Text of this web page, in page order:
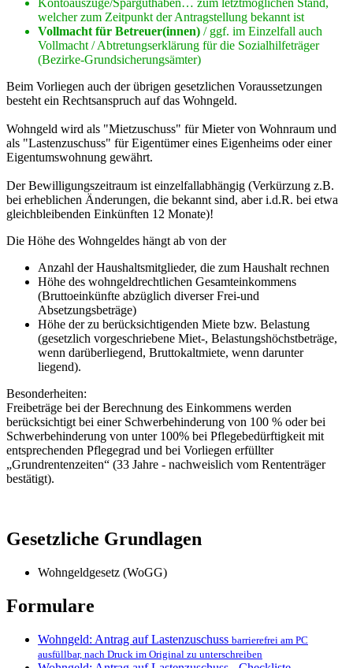
Kontoauszüge/Sparguthaben… zum letztmöglichen Stand,
welcher zum Zeitpunkt der Antragstellung bekannt ist
Vollmacht für Betreuer(innen) / ggf. im Einzelfall auch
Vollmacht / Abtretungserklärung für die Sozialhilfeträger
(Bezirke-Grundsicherungsämter)
Beim Vorliegen auch der übrigen gesetzlichen Voraussetzungen
besteht ein Rechtsanspruch auf das Wohngeld.
Wohngeld wird als "Mietzuschuss" für Mieter von Wohnraum und
als "Lastenzuschuss" für Eigentümer eines Eigenheims oder einer
Eigentumswohnung gewährt.
Der Bewilligungszeitraum ist einzelfallabhängig (Verkürzung z.B.
bei erheblichen Änderungen, die bekannt sind, aber i.d.R. bei etwa
gleichbleibenden Einkünften 12 Monate)!
Die Höhe des Wohngeldes hängt ab von der
Anzahl der Haushaltsmitglieder, die zum Haushalt rechnen
Höhe des wohngeldrechtlichen Gesamteinkommens
(Bruttoeinkünfte abzüglich diverser Frei-und
Absetzungsbeträge)
Höhe der zu berücksichtigenden Miete bzw. Belastung
(gesetzlich vorgeschriebene Miet-, Belastungshöchstbeträge,
wenn darüberliegend, Bruttokaltmiete, wenn darunter
liegend).
Besonderheiten:
Freibeträge bei der Berechnung des Einkommens werden
berücksichtigt bei einer Schwerbehinderung von 100 % oder bei
Schwerbehinderung von unter 100% bei Pflegebedürftigkeit mit
entsprechenden Pflegegrad und bei Vorliegen erfüllter
„Grundrentenzeiten“ (33 Jahre - nachweislich vom Rententräger
bestätigt).
Gesetzliche Grundlagen
Wohngeldgesetz (WoGG)
Formulare
Wohngeld: Antrag auf Lastenzuschuss barrierefrei am PC
ausfüllbar, nach Druck im Original zu unterschreiben